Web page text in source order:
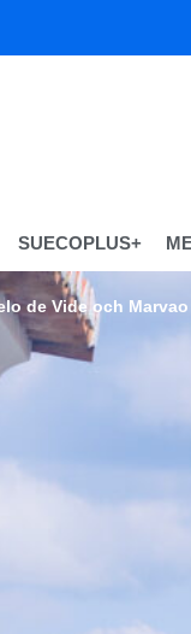
SUECOPLUS+
de Vide och